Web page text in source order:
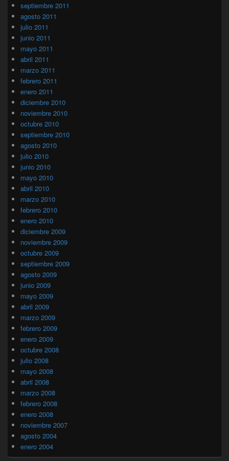
septiembre 2011
agosto 2011
julio 2011
junio 2011
mayo 2011
abril 2011
marzo 2011
febrero 2011
enero 2011
diciembre 2010
noviembre 2010
octubre 2010
septiembre 2010
agosto 2010
julio 2010
junio 2010
mayo 2010
abril 2010
marzo 2010
febrero 2010
enero 2010
diciembre 2009
noviembre 2009
octubre 2009
septiembre 2009
agosto 2009
junio 2009
mayo 2009
abril 2009
marzo 2009
febrero 2009
enero 2009
octubre 2008
julio 2008
mayo 2008
abril 2008
marzo 2008
febrero 2008
enero 2008
noviembre 2007
agosto 2004
enero 2004